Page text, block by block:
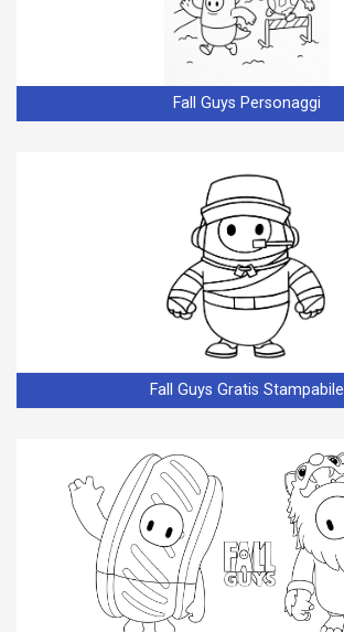
Fall Guys Personaggi
Fall Guys Gratis Stampabile